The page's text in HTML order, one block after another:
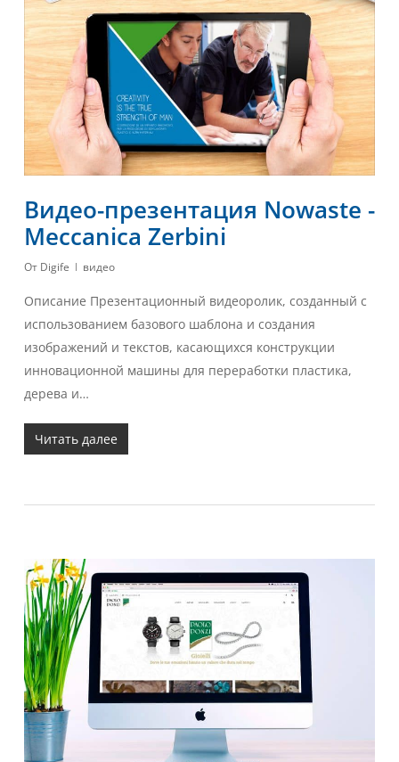
Видео-презентация Nowaste -
Meccanica Zerbini
От Digife видео
Описание Презентационный видеоролик, созданный с
использованием базового шаблона и создания
изображений и текстов, касающихся конструкции
инновационной машины для переработки пластика,
дерева и…
Читать далее